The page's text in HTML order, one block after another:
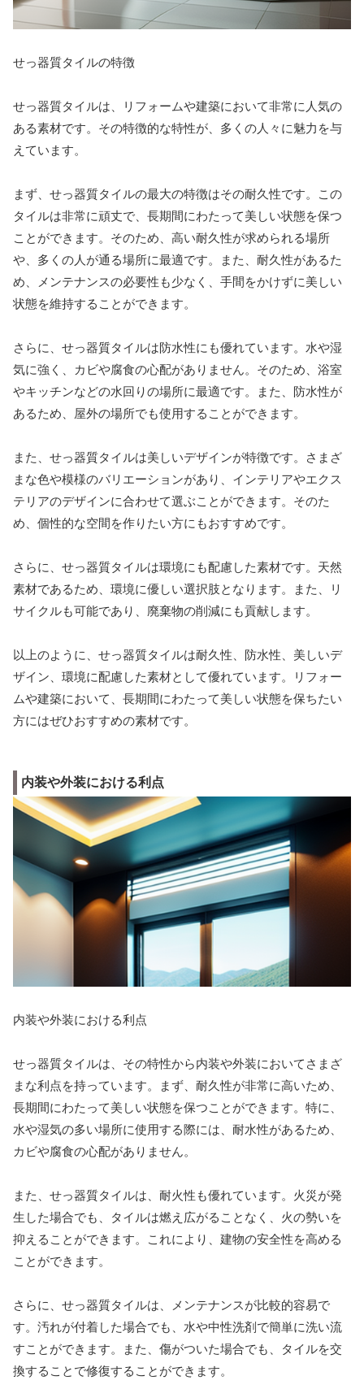
せっ器質タイルの特徴
せっ器質タイルは、リフォームや建築において非常に人気の
ある素材です。その特徴的な特性が、多くの人々に魅力を与
えています。
まず、せっ器質タイルの最大の特徴はその耐久性です。この
タイルは非常に頑丈で、長期間にわたって美しい状態を保つ
ことができます。そのため、高い耐久性が求められる場所
や、多くの人が通る場所に最適です。また、耐久性があるた
め、メンテナンスの必要性も少なく、手間をかけずに美しい
状態を維持することができます。
さらに、せっ器質タイルは防水性にも優れています。水や湿
気に強く、カビや腐食の心配がありません。そのため、浴室
やキッチンなどの水回りの場所に最適です。また、防水性が
あるため、屋外の場所でも使用することができます。
また、せっ器質タイルは美しいデザインが特徴です。さまざ
まな色や模様のバリエーションがあり、インテリアやエクス
テリアのデザインに合わせて選ぶことができます。そのた
め、個性的な空間を作りたい方にもおすすめです。
さらに、せっ器質タイルは環境にも配慮した素材です。天然
素材であるため、環境に優しい選択肢となります。また、リ
サイクルも可能であり、廃棄物の削減にも貢献します。
以上のように、せっ器質タイルは耐久性、防水性、美しいデ
ザイン、環境に配慮した素材として優れています。リフォー
ムや建築において、長期間にわたって美しい状態を保ちたい
方にはぜひおすすめの素材です。
内装や外装における利点
内装や外装における利点
せっ器質タイルは、その特性から内装や外装においてさまざ
まな利点を持っています。まず、耐久性が非常に高いため、
長期間にわたって美しい状態を保つことができます。特に、
水や湿気の多い場所に使用する際には、耐水性があるため、
カビや腐食の心配がありません。
また、せっ器質タイルは、耐火性も優れています。火災が発
生した場合でも、タイルは燃え広がることなく、火の勢いを
抑えることができます。これにより、建物の安全性を高める
ことができます。
さらに、せっ器質タイルは、メンテナンスが比較的容易で
す。汚れが付着した場合でも、水や中性洗剤で簡単に洗い流
すことができます。また、傷がついた場合でも、タイルを交
換することで修復することができます。